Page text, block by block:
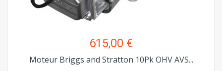
615,00 €
Moteur Briggs and Stratton 10Pk OHV AVS...